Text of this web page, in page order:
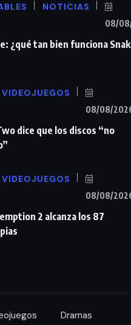
NOTICIAS
08/
¿qué tan bien funciona
VIDEOJUEGOS
08/08/
dice que los discos “no
VIDEOJUEGOS
08/08/
2 alcanza los 87
Dramas